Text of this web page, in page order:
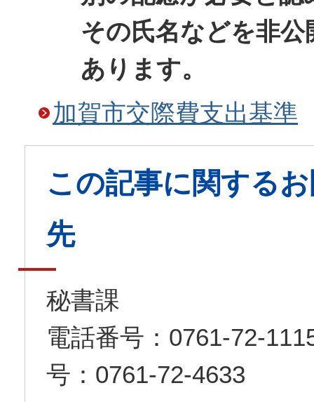
その氏名などを非
あります。
加賀市交際費支出基準
この記事に関する
先
秘書課
電話番号：0761-72-
号：0761-72-4633